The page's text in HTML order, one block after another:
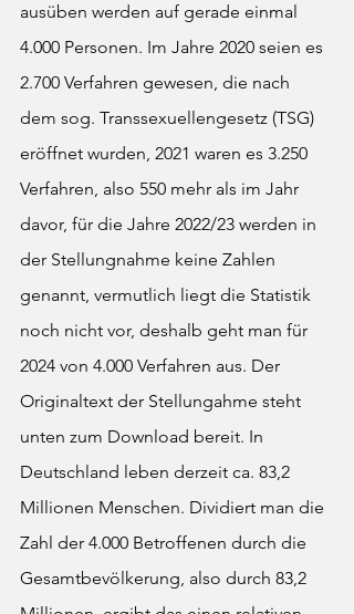
ausüben werden auf gerade einmal
4.000 Personen. Im Jahre 2020 seien es
2.700 Verfahren gewesen, die nach
dem sog. Transsexuellengesetz (TSG)
eröffnet wurden, 2021 waren es 3.250
Verfahren, also 550 mehr als im Jahr
davor, für die Jahre 2022/23 werden in
der Stellungnahme keine Zahlen
genannt, vermutlich liegt die Statistik
noch nicht vor, deshalb geht man für
2024 von 4.000 Verfahren aus. Der
Originaltext der Stellungahme steht
unten zum Download bereit. In
Deutschland leben derzeit ca. 83,2
Millionen Menschen. Dividiert man die
Zahl der 4.000 Betroffenen durch die
Gesamtbevölkerung, also durch 83,2